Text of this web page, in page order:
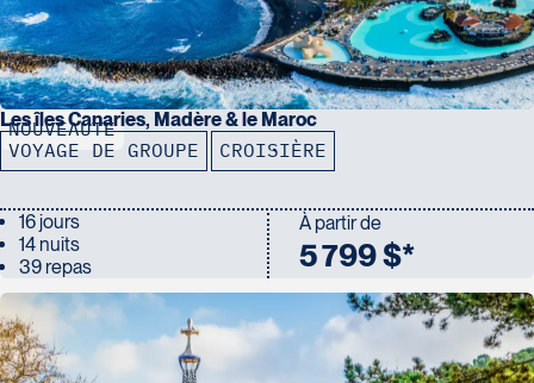
NOUVEAUTÉ
Les îles Canaries, Madère & le Maroc
VOYAGE DE GROUPE CROISIÈRE
16 jours
14 nuits
39 repas
À partir de
5 799 $*